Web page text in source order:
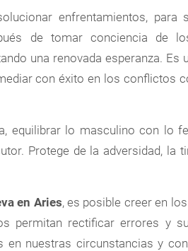
enfrentamientos, para
de tomar conciencia de
una renovada esperanza. Es
con éxito en los conflictos
equilibrar lo masculino con lo
Protege de la adversidad, la
en Aries, es posible creer en
permitan rectificar errores y
nuestras circunstancias y